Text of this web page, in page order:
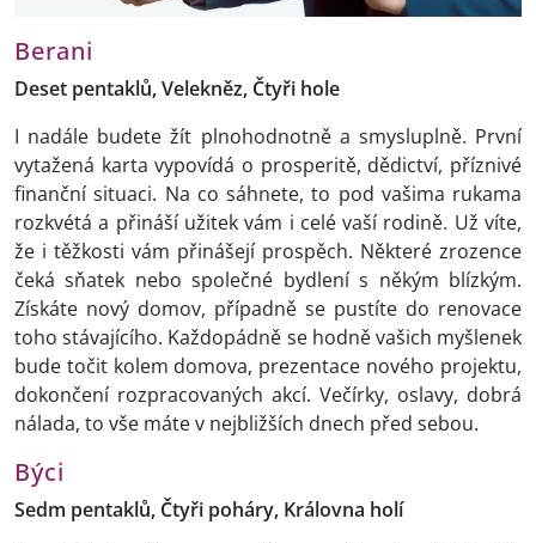
Berani
Deset pentaklů, Velekněz, Čtyři hole
I nadále budete žít plnohodnotně a smysluplně. První
vytažená karta vypovídá o prosperitě, dědictví, příznivé
finanční situaci. Na co sáhnete, to pod vašima rukama
rozkvétá a přináší užitek vám i celé vaší rodině. Už víte,
že i těžkosti vám přinášejí prospěch. Některé zrozence
čeká sňatek nebo společné bydlení s někým blízkým.
Získáte nový domov, případně se pustíte do renovace
toho stávajícího. Každopádně se hodně vašich myšlenek
bude točit kolem domova, prezentace nového projektu,
dokončení rozpracovaných akcí. Večírky, oslavy, dobrá
nálada, to vše máte v nejbližších dnech před sebou.
Býci
Sedm pentaklů, Čtyři poháry, Královna holí